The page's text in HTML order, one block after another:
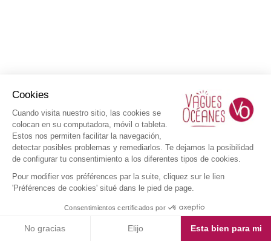
Cookies
Cuando visita nuestro sitio, las cookies se
colocan en su computadora, móvil o tableta.
Estos nos permiten facilitar la navegación,
detectar posibles problemas y remediarlos. Te dejamos la posibilidad
de configurar tu consentimiento a los diferentes tipos de cookies.
Pour modifier vos préférences par la suite, cliquez sur le lien
'Préférences de cookies' situé dans le pied de page.
Consentimientos certificados por
No gracias Elijo Esta bien para mi